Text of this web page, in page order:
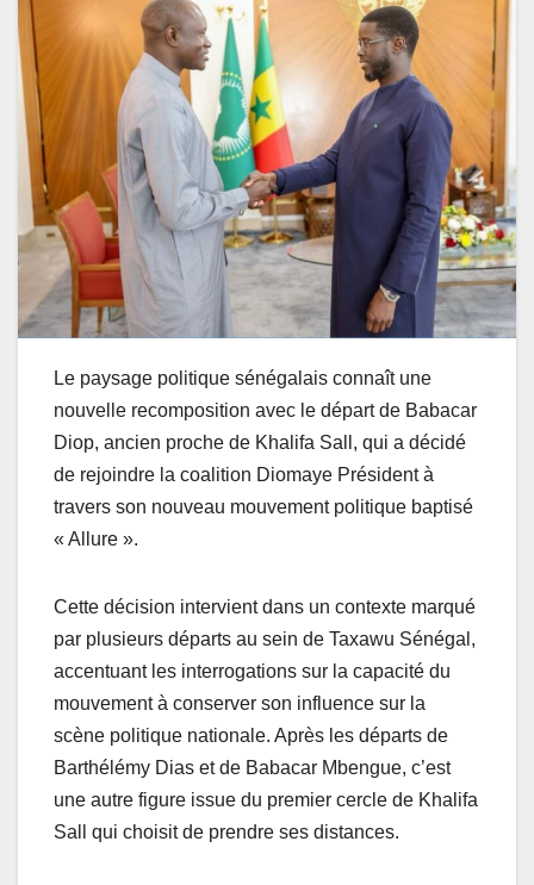
Le paysage politique sénégalais connaît une
nouvelle recomposition avec le départ de Babacar
Diop, ancien proche de Khalifa Sall, qui a décidé
de rejoindre la coalition Diomaye Président à
travers son nouveau mouvement politique baptisé
« Allure ».
Cette décision intervient dans un contexte marqué
par plusieurs départs au sein de Taxawu Sénégal,
accentuant les interrogations sur la capacité du
mouvement à conserver son influence sur la
scène politique nationale. Après les départs de
Barthélémy Dias et de Babacar Mbengue, c’est
une autre figure issue du premier cercle de Khalifa
Sall qui choisit de prendre ses distances.